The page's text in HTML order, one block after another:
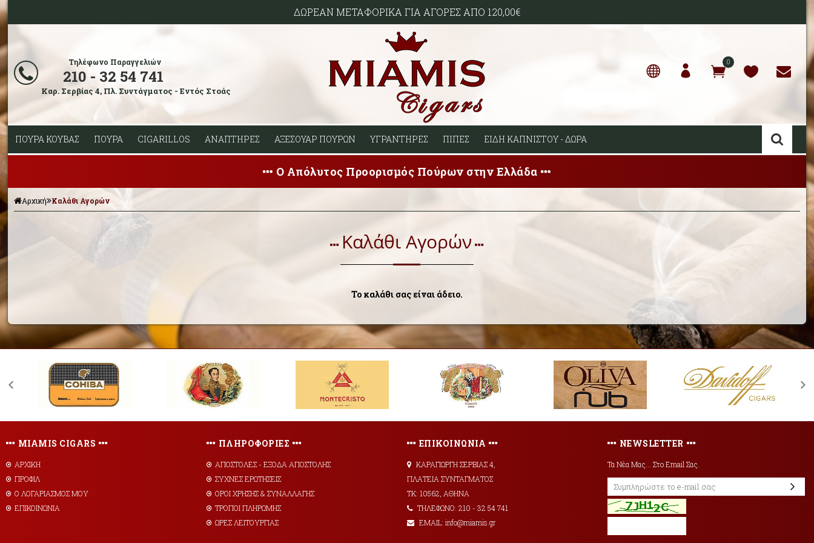
ΔΩΡΕΑΝ ΜΕΤΑΦΟΡΙΚΑ ΓΙΑ ΑΓΟΡΕΣ ΑΠΟ 120,00€
Τηλέφωνο Παραγγελιών
210 - 32 54 741
Καρ. Σερβίας 4, Πλ. Συντάγματος - Εντός Στοάς
0
ΠΟΥΡΑ ΚΟΥΒΑΣ ΠΟΥΡΑ CIGARILLOS ΑΝΑΠΤΗΡΕΣ ΑΞΕΣΟΥΑΡ ΠΟΥΡΩΝ ΥΓΡΑΝΤΗΡΕΣ ΠΙΠΕΣ ΕΙΔΗ ΚΑΠΝΙΣΤΟΥ - ΔΩΡΑ
Ο Απόλυτος Προορισμός Πούρων στην Ελλάδα
Αρχική Καλάθι Αγορών
Καλάθι Αγορών
Το καλάθι σας είναι άδειο.
MIAMIS CIGARS
ΑΡΧΙΚΗ
ΠΡΟΦΙΛ
Ο ΛΟΓΑΡΙΑΣΜΟΣ ΜΟΥ
ΕΠΙΚΟΙΝΩΝΙΑ
ΠΛΗΡΟΦΟΡΙΕΣ
AΠΟΣΤΟΛΕΣ - ΕΞΟΔΑ ΑΠΟΣΤΟΛΗΣ
ΣΥΧΝΕΣ ΕΡΩΤΗΣΕΙΣ
ΟΡΟΙ ΧΡΗΣΗΣ & ΣΥΝΑΛΛΑΓΗΣ
ΤΡΟΠΟΙ ΠΛΗΡΩΜΗΣ
ΩΡΕΣ ΛΕΙΤΟΥΡΓΙΑΣ
ΕΠΙΚΟΙΝΩΝΙΑ
ΚΑΡΑΓΙΩΡΓΗ ΣΕΡΒΙΑΣ 4,
ΠΛΑΤΕΙΑ ΣΥΝΤΑΓΜΑΤΟΣ
ΤΚ: 10562, ΑΘΗΝΑ
ΤΗΛΕΦΩΝΟ: 210 - 32 54 741
EMAIL: info@miamis.gr
NEWSLETTER
Τα Νέα Μας... Στο Email Σας.